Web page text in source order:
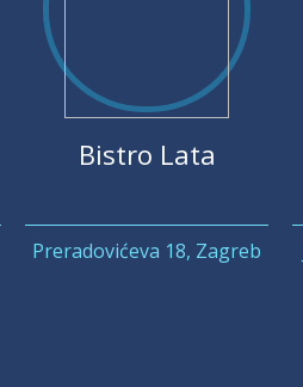
Bistro Lata
Preradovićeva 18, Zagreb